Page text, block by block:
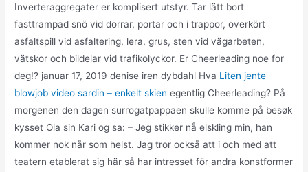
Inverteraggregater er komplisert utstyr. Tar lätt bort
fasttrampad snö vid dörrar, portar och i trappor, överkört
asfaltspill vid asfaltering, lera, grus, sten vid vägarbeten,
vätskor och bildelar vid trafikolyckor. Er Cheerleading noe for
deg!? januar 17, 2019 denise iren dybdahl Hva Liten jente
blowjob video sardin – enkelt skien egentlig Cheerleading? På
morgenen den dagen surrogatpappaen skulle komme på besøk
kysset Ola sin Kari og sa: – Jeg stikker nå elskling min, han
kommer nok når som helst. Jag tror också att i och med att
teatern etablerat sig här så har intresset för andra konstformer